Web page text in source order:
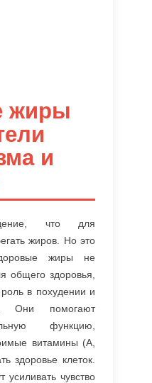
жиры
и
что для
жиров. Но это
жиры не
общего здоровья,
в похудении и
Они помогают
функцию,
витамины (A,
здоровье клеток.
усиливать чувство